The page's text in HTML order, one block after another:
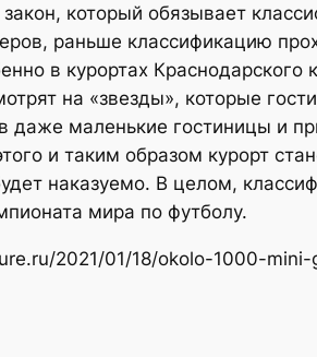
который обязывает
раньше классификацию
в курортах
на «звезды», которые
даже маленькие гостиницы и
и таким образом курорт
наказуемо. В целом,
мира по футболу.
2021/01/18/okolo-1000-